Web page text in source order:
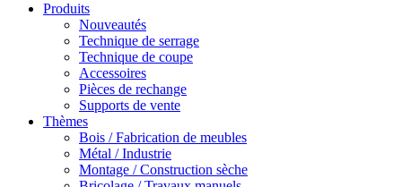
Produits
Nouveautés
Technique de serrage
Technique de coupe
Accessoires
Pièces de rechange
Supports de vente
Thèmes
Bois / Fabrication de meubles
Métal / Industrie
Montage / Construction sèche